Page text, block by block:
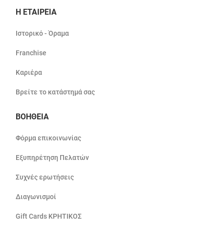
Η ΕΤΑΙΡΕΙΑ
Ιστορικό - Όραμα
Franchise
Καριέρα
Βρείτε το κατάστημά σας
ΒΟΗΘΕΙΑ
Φόρμα επικοινωνίας
Εξυπηρέτηση Πελατών
Συχνές ερωτήσεις
Διαγωνισμοί
Gift Cards ΚΡΗΤΙΚΟΣ